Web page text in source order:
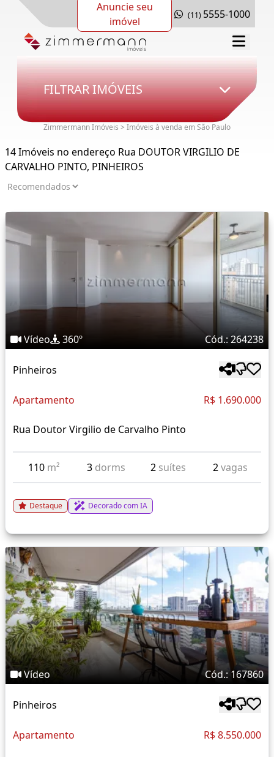
Anuncie seu
imóvel
(11) 5555-1000
FILTRAR IMÓVEIS
Zimmermann Imóveis > Imóveis à venda em São Paulo
14 Imóveis no endereço Rua DOUTOR VIRGILIO DE
CARVALHO PINTO, PINHEIROS
Vídeo 360º Cód.: 264238
Pinheiros
Apartamento R$ 1.690.000
Rua Doutor Virgilio de Carvalho Pinto
110 m² 3 dorms 2 suítes 2vagas
Destaque Decorado com IA
Vídeo Cód.: 167860
Pinheiros
Apartamento R$ 8.550.000